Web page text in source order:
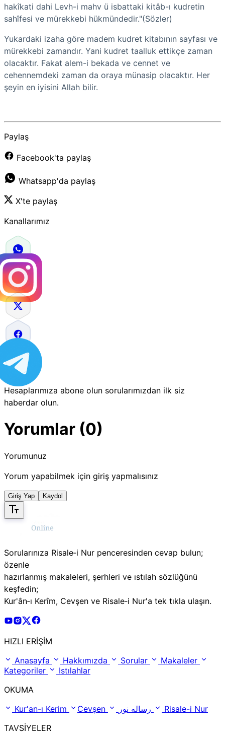
hakîkati dahi Levh-i mahv ü isbattaki kitâb-ı kudretin
sahîfesi ve mürekkebi hükmündedir."(Sözler)
Yukardaki izaha göre madem kudret kitabının sayfası ve
mürekkebi zamandır. Yani kudret taalluk ettikçe zaman
olacaktır. Fakat alem-i bekada ve cennet ve
cehennemdeki zaman da oraya münasip olacaktır. Her
şeyin en iyisini Allah bilir.
Paylaş
Facebook'ta paylaş
Whatsapp'da paylaş
X'te paylaş
Kanallarımız
Hesaplarımıza abone olun sorularımızdan ilk siz
haberdar olun.
Yorumlar (0)
Yorumunuz
Yorum yapabilmek için giriş yapmalısınız
Giriş Yap Kaydol
Sorularınıza Risale‑i Nur penceresinden cevap bulun;
özenle
hazırlanmış makaleleri, şerhleri ve ıstılah sözlüğünü
keşfedin;
Kur'ân‑ı Kerîm, Cevşen ve Risale‑i Nur'a tek tıkla ulaşın.
Risale Online Youtube Hesabı
Risale Online Instagram Hesabı
Risale Online X Hesabı
HIZLI ERİŞİM
Anasayfa
Hakkımızda Sorular
Makaleler
Kategoriler
Istılahlar
OKUMA
Kur'an-ı Kerim
Cevşen
Risale-i Nur
TAVSİYELER